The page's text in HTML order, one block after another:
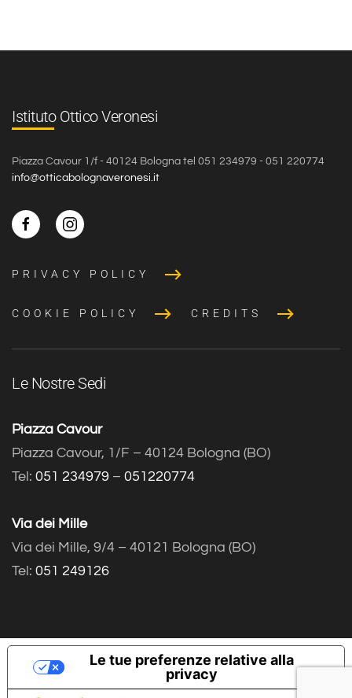
Istituto Ottico Veronesi
Piazza Cavour 1/f - 40124 Bologna tel 051 234979 - 051 220774
info@otticabolognaveronesi.it
PRIVACY POLICY
COOKIE POLICY CREDITS
Le Nostre Sedi
Piazza Cavour
Piazza Cavour, 1/F – 40124 Bologna (BO)
Tel: 051 234979 – 051220774
Via dei Mille
Via dei Mille, 9/4 – 40121 Bologna (BO)
Tel: 051 249126
Le tue preferenze relative alla
privacy